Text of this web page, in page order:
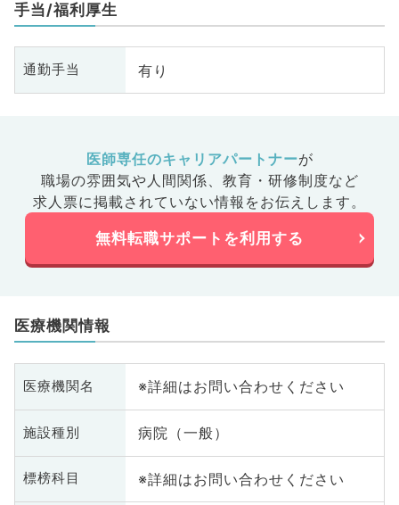
手当/福利厚生
通勤手当 有り
医師専任のキャリアパートナーが
職場の雰囲気や人間関係、 教育・研修制度など
求人票に掲載されていない情報をお伝えします。
無料転職サポートを利用する
医療機関情報
医療機関名 ※詳細はお問い合わせください
施設種別 病院（一般）
標榜科目 ※詳細はお問い合わせください